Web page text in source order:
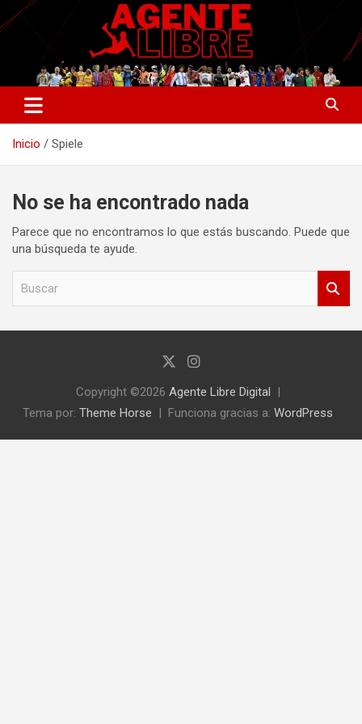
Saltar
al
Agente Libre Digital
La nueva generación del periodismo deportivo.
Inicio Spiele
No se ha encontrado nada
Parece que no encontramos lo que estás buscando. Puede que
una búsqueda te ayude.
c
Copyright ©2026 Agente Libre Digital
Tema por: Theme Horse Funciona gracias a: WordPress